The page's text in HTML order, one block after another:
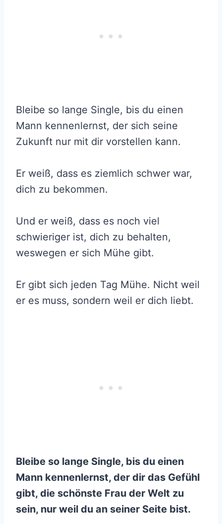
Bleibe so lange Single, bis du einen
Mann kennenlernst, der sich seine
Zukunft nur mit dir vorstellen kann.
Er weiß, dass es ziemlich schwer war,
dich zu bekommen.
Und er weiß, dass es noch viel
schwieriger ist, dich zu behalten,
weswegen er sich Mühe gibt.
Er gibt sich jeden Tag Mühe. Nicht weil
er es muss, sondern weil er dich liebt.
Bleibe so lange Single, bis du einen
Mann kennenlernst, der dir das Gefühl
gibt, die schönste Frau der Welt zu
sein, nur weil du an seiner Seite bist.